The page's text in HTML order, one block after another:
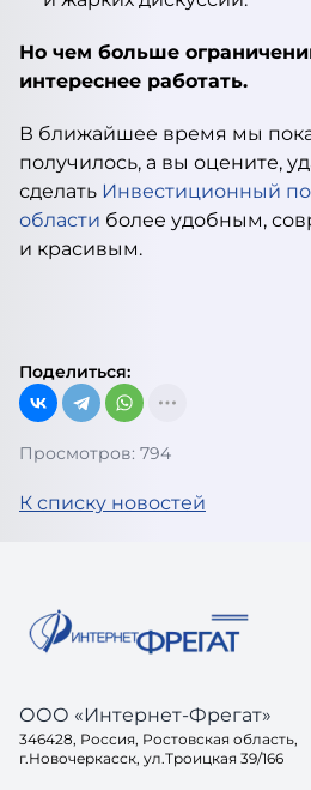
Но чем больше
интереснее работать.
В ближайшее время мы
получилось, а вы оцените,
сделать Инвестиционный
области более удобным,
и красивым.
Поделиться:
Просмотров: 794
К списку новостей
ООО «Интернет-Фрегат»
346428, Россия, Ростовская область,
г.Новочеркасск, ул.Троицкая 39/166